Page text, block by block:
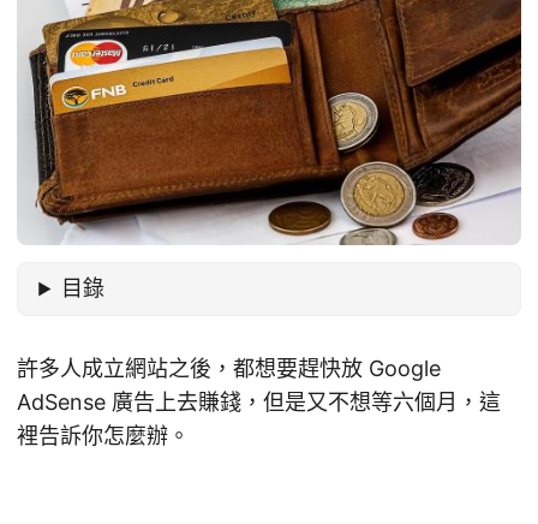
目錄
許多人成立網站之後，都想要趕快放 Google
AdSense 廣告上去賺錢，但是又不想等六個月，這
裡告訴你怎麼辦。